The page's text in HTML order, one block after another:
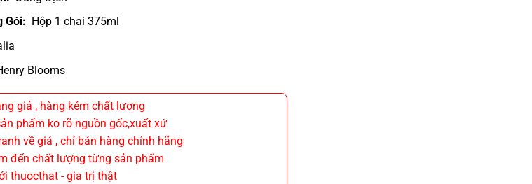
Gói: Hộp 1 chai 375ml
Blooms
giả , hàng kém chất lương
phẩm ko rõ nguồn gốc,xuất xứ
về giá , chỉ bán hàng chính hãng
đến chất lượng từng sản phẩm
thuocthat - gia trị thật